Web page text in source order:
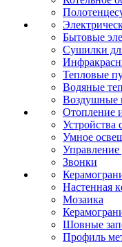
Бытовые
Сушилки
Тепловые
Водяные
Воздушные
Отопление
Устройства
Умное
Звонки
Настенная
Мозаика
Шовные
Профиль